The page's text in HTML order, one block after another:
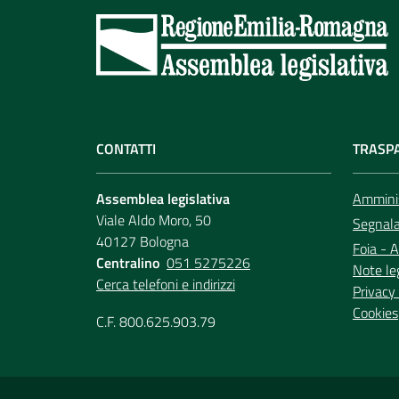
CONTATTI
Assemblea legislativa
Viale Aldo Moro, 50
40127 Bologna
Centralino 051 5275226
Cerca telefoni e indirizzi
C.F. 800.625.903.79
Foia -
Note
Cookies